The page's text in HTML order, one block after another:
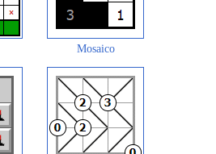
Mosaico